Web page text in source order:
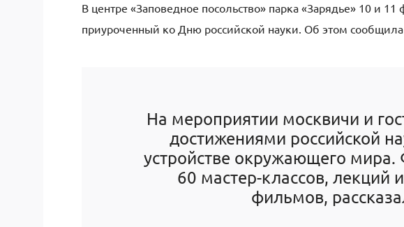
В центре «Заповедное посольство» парка «Зарядье» 10 и 11
приуроченный ко Дню российской науки. Об этом
На мероприятии москвичи и
достижениями российской
устройстве окружающего мира.
60 мастер-классов, лекций
фильмов,